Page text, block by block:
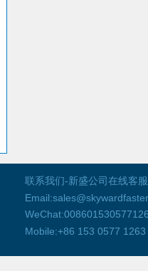
联系我们-新盛公司在线客
Mobile:+86 153 0577 1263